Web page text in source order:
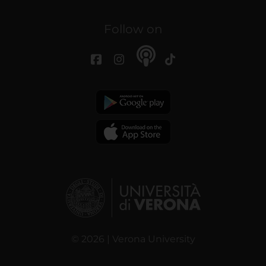
Follow on
© 2026 | Verona University